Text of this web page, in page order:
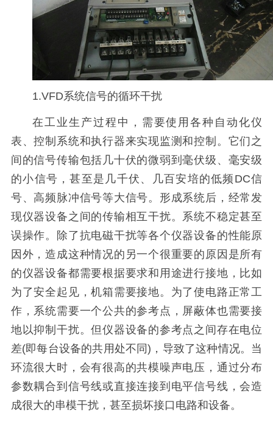
1.VFD系统信号的循环干扰
在工业生产过程中，需要使用各种自动化仪
表、控制系统和执行器来实现监测和控制。它们之
间的信号传输包括几十伏的微弱到毫伏级、毫安级
的小信号，甚至是几千伏、几百安培的低频DC信
号、高频脉冲信号等大信号。形成系统后，经常发
现仪器设备之间的传输相互干扰。系统不稳定甚至
误操作。除了抗电磁干扰等各个仪器设备的性能原
因外，造成这种情况的另一个很重要的原因是所有
的仪器设备都需要根据要求和用途进行接地，比如
为了安全起见，机箱需要接地。为了使电路正常工
作，系统需要一个公共的参考点，屏蔽体也需要接
地以抑制干扰。但仪器设备的参考点之间存在电位
差(即每台设备的共用处不同)，导致了这种情况。当
环流很大时，会有很高的共模噪声电压，通过分布
参数耦合到信号线或直接连接到电平信号线，会造
成很大的串模干扰，甚至损坏接口电路和设备。